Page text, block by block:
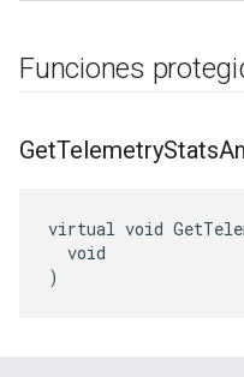
Funciones
GetTelemetryStats
virtual void
  void
)